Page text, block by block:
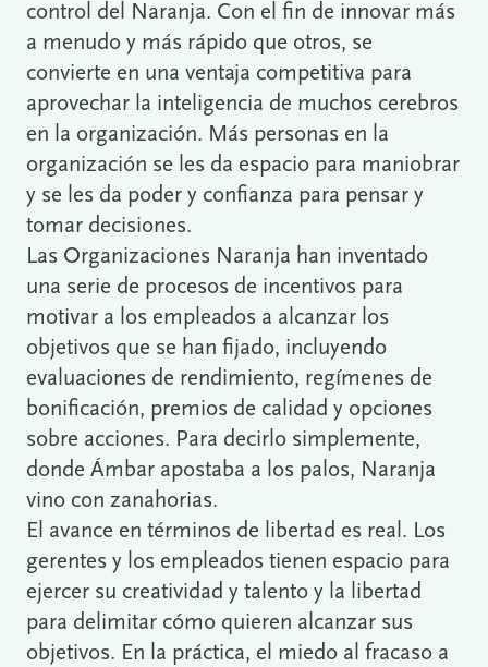
control del Naranja. Con el fin de innovar más
a menudo y más rápido que otros, se
convierte en una ventaja competitiva para
aprovechar la inteligencia de muchos cerebros
en la organización. Más personas en la
organización se les da espacio para maniobrar
y se les da poder y confianza para pensar y
tomar decisiones.
Las Organizaciones Naranja han inventado
una serie de procesos de incentivos para
motivar a los empleados a alcanzar los
objetivos que se han fijado, incluyendo
evaluaciones de rendimiento, regímenes de
bonificación, premios de calidad y opciones
sobre acciones. Para decirlo simplemente,
donde Ámbar apostaba a los palos, Naranja
vino con zanahorias.
El avance en términos de libertad es real. Los
gerentes y los empleados tienen espacio para
ejercer su creatividad y talento y la libertad
para delimitar cómo quieren alcanzar sus
objetivos. En la práctica, el miedo al fracaso a